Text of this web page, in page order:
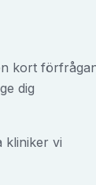
kort
dig
kliniker vi